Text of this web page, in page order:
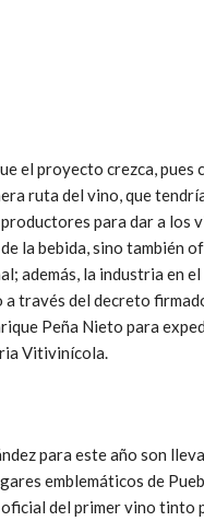
el proyecto crezca, pues
ruta del vino, que
para dar a los
la bebida, sino también
además, la industria en
a través del decreto
Peña Nieto para
Vitivinícola.
para este año son
emblemáticos de
del primer vino tinto